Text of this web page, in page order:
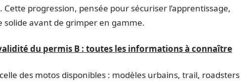
progression, pensée pour sécuriser l’apprentissage,
solide avant de grimper en gamme.
du permis B : toutes les informations à connaître
des motos disponibles : modèles urbains, trail, roadsters